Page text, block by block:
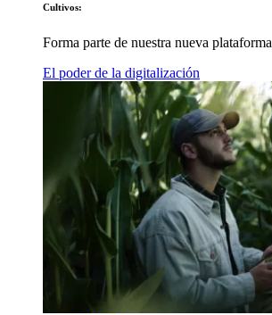
Cultivos:
Forma parte de nuestra nueva plataforma
El poder de la digitalización